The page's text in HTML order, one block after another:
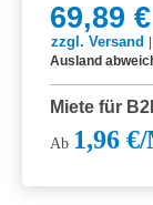
69,89 €
zzgl. Versand
Ausland
Miete für
Ab 1,96